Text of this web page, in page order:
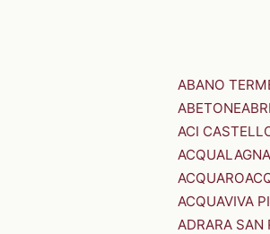
ABANO
ABETONE
ACI
ACQUALAGNA
ACQUARO
ACQUAVIVA
ADRARA SAN